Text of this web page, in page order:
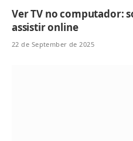
Ver TV no computador:
assistir online
22 de September de 2025